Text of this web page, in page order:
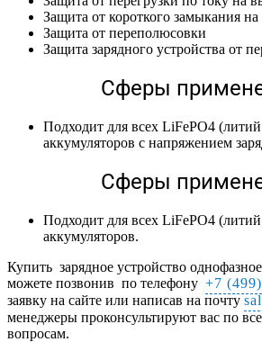
Защита от короткого замыкания
Защита от переполюсовки
Защита зарядного устройства от
Сферы
Подходит для всех LiFePO4
аккумуляторов с напряжением
Сферы
Подходит для всех LiFePO4
аккумуляторов.
Купить зарядное устройство
можете позвонив по телефону +7
заявку на сайте или написав на почту
менеджеры проконсультируют вас по
вопросам.